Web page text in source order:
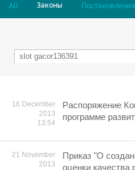
All Законы Постановления
16 December
2013
13:54
Распоряжение
программе
21 November
2013
Приказ "О
оценки качества